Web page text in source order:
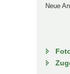
Neue